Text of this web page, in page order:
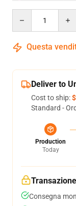
Questa
Deliver to
Cost to ship:
Standard -
Production
Today
Consegna